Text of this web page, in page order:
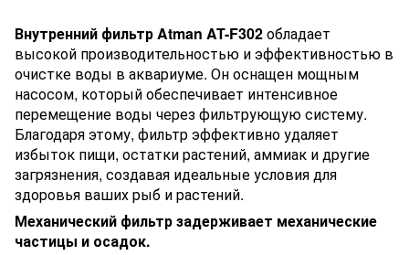
Внутренний фильтр Atman AT-F302обладает
высокой производительностью и эффективностью в
очистке воды в аквариуме. Он оснащен мощным
насосом, который обеспечивает интенсивное
перемещение воды через фильтрующую систему.
Благодаря этому, фильтр эффективно удаляет
избыток пищи, остатки растений, аммиак и другие
загрязнения, создавая идеальные условия для
здоровья ваших рыб и растений.
Механический фильтр задерживает механические
частицы и осадок.